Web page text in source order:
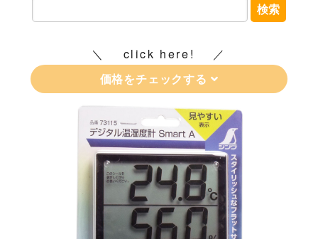
検索
click here!
価格をチェックする